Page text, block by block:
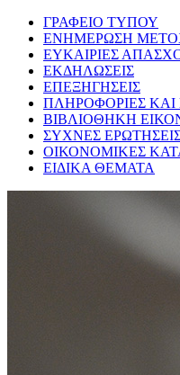
ΓΡΑΦΕΙΟ ΤΥΠΟΥ
ΕΝΗΜΕΡΩΣΗ
ΕΥΚΑΙΡΙΕΣ
ΕΚΔΗΛΩΣΕΙΣ
ΕΠΕΞΗΓΗΣΕΙΣ
ΠΛΗΡΟΦΟΡΙΕΣ ΚΑΙ
ΒΙΒΛΙΟΘΗΚΗ
ΣΥΧΝΕΣ
ΟΙΚΟΝΟΜΙΚΕΣ
ΕΙΔΙΚΑ ΘΕΜΑΤΑ